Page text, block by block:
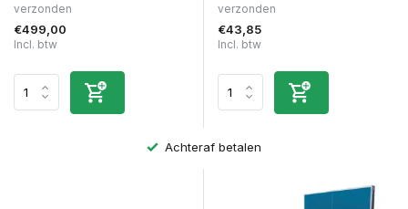
verzonden
€499,00
Incl. btw
verzonden
€43,85
Incl. btw
Achteraf betalen